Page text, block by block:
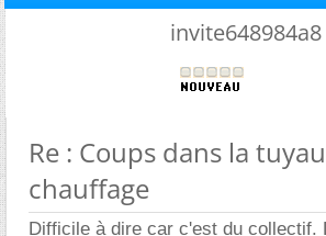
invite648984a8
Re : Coups dans la
chauffage
Difficile à dire car c'est du collectif.